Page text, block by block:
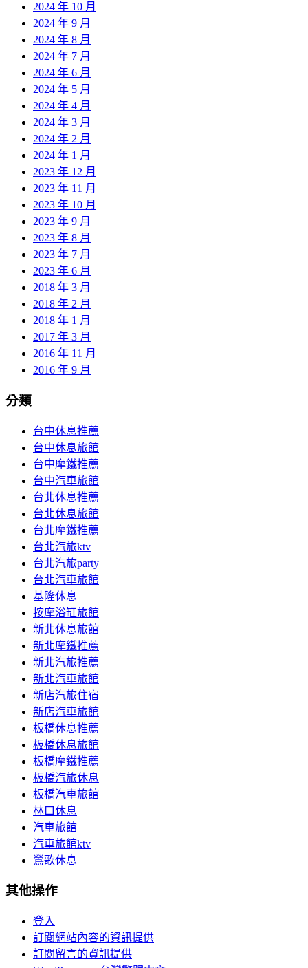
2024 年 10 月
2024 年 9 月
2024 年 8 月
2024 年 7 月
2024 年 6 月
2024 年 5 月
2024 年 4 月
2024 年 3 月
2024 年 2 月
2024 年 1 月
2023 年 12 月
2023 年 11 月
2023 年 10 月
2023 年 9 月
2023 年 8 月
2023 年 7 月
2023 年 6 月
2018 年 3 月
2018 年 2 月
2018 年 1 月
2017 年 3 月
2016 年 11 月
2016 年 9 月
分類
台中休息推薦
台中休息旅館
台中摩鐵推薦
台中汽車旅館
台北休息推薦
台北休息旅館
台北摩鐵推薦
台北汽旅ktv
台北汽旅party
台北汽車旅館
基隆休息
按摩浴缸旅館
新北休息旅館
新北摩鐵推薦
新北汽旅推薦
新北汽車旅館
新店汽旅住宿
新店汽車旅館
板橋休息推薦
板橋休息旅館
板橋摩鐵推薦
板橋汽旅休息
板橋汽車旅館
林口休息
汽車旅館
汽車旅館ktv
鶯歌休息
其他操作
登入
訂閱網站內容的資訊提供
訂閱留言的資訊提供